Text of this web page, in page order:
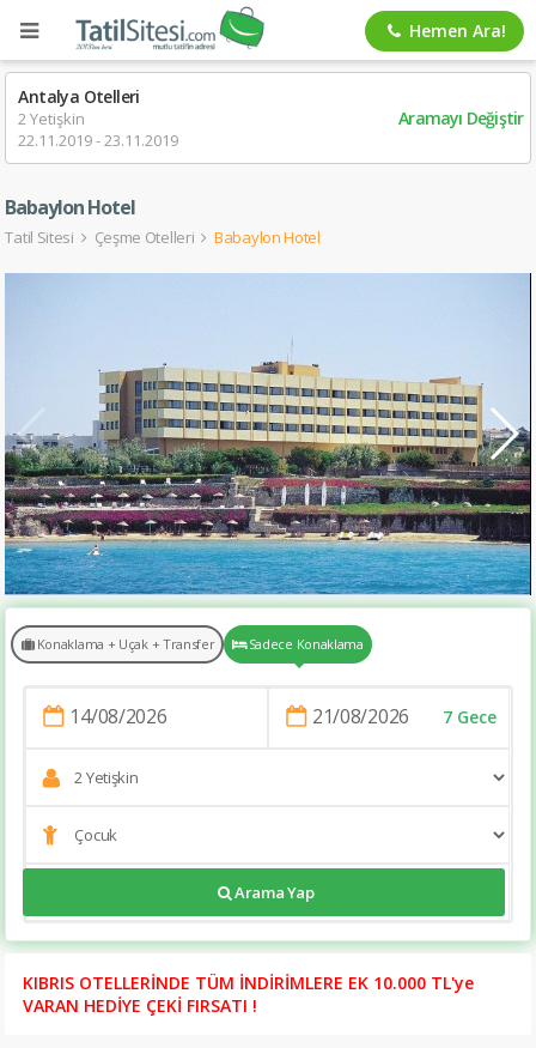
Hemen Ara!
Antalya Otelleri
2 Yetişkin
22.11.2019 - 23.11.2019
Aramayı Değiştir
Babaylon Hotel
Tatil Sitesi Çeşme Otelleri Babaylon Hotel
Konaklama + Uçak + Transfer Sadece Konaklama
7 Gece
Arama Yap
KIBRIS OTELLERİNDE TÜM İNDİRİMLERE EK 10.000 TL'ye
VARAN HEDİYE ÇEKİ FIRSATI !